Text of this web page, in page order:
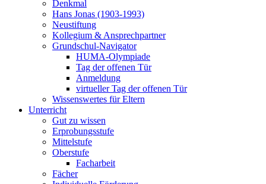
Denkmal
Hans Jonas (1903-1993)
Neustiftung
Kollegium & Ansprechpartner
Grundschul-Navigator
HUMA-Olympiade
Tag der offenen Tür
Anmeldung
virtueller Tag der offenen Tür
Wissenswertes für Eltern
Unterricht
Gut zu wissen
Erprobungsstufe
Mittelstufe
Oberstufe
Facharbeit
Fächer